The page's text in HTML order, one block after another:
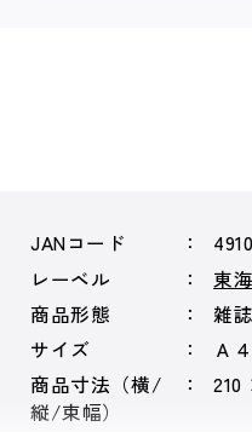
JANコード
レーベル
東
商品形態
雑誌
サイズ
Ａ
商品寸法（横/
縦/束幅）
210